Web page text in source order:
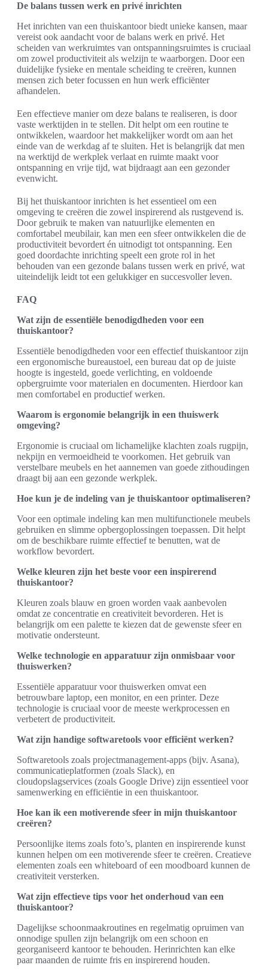
De balans tussen werk en privé inrichten
Het inrichten van een thuiskantoor biedt unieke kansen, maar
vereist ook aandacht voor de balans werk en privé. Het
scheiden van werkruimtes van ontspanningsruimtes is cruciaal
om zowel productiviteit als welzijn te waarborgen. Door een
duidelijke fysieke en mentale scheiding te creëren, kunnen
mensen zich beter focussen en hun werk efficiënter
afhandelen.
Een effectieve manier om deze balans te realiseren, is door
vaste werktijden in te stellen. Dit helpt om een routine te
ontwikkelen, waardoor het makkelijker wordt om aan het
einde van de werkdag af te sluiten. Het is belangrijk dat men
na werktijd de werkplek verlaat en ruimte maakt voor
ontspanning en vrije tijd, wat bijdraagt aan een gezonder
evenwicht.
Bij het thuiskantoor inrichten is het essentieel om een
omgeving te creëren die zowel inspirerend als rustgevend is.
Door gebruik te maken van natuurlijke elementen en
comfortabel meubilair, kan men een sfeer ontwikkelen die de
productiviteit bevordert én uitnodigt tot ontspanning. Een
goed doordachte inrichting speelt een grote rol in het
behouden van een gezonde balans tussen werk en privé, wat
uiteindelijk leidt tot een gelukkiger en succesvoller leven.
FAQ
Wat zijn de essentiële benodigdheden voor een
thuiskantoor?
Essentiële benodigdheden voor een effectief thuiskantoor zijn
een ergonomische bureaustoel, een bureau dat op de juiste
hoogte is ingesteld, goede verlichting, en voldoende
opbergruimte voor materialen en documenten. Hierdoor kan
men comfortabel en productief werken.
Waarom is ergonomie belangrijk in een thuiswerk
omgeving?
Ergonomie is cruciaal om lichamelijke klachten zoals rugpijn,
nekpijn en vermoeidheid te voorkomen. Het gebruik van
verstelbare meubels en het aannemen van goede zithoudingen
draagt bij aan een gezonde werkplek.
Hoe kun je de indeling van je thuiskantoor optimaliseren?
Voor een optimale indeling kan men multifunctionele meubels
gebruiken en slimme opbergoplossingen toepassen. Dit helpt
om de beschikbare ruimte effectief te benutten, wat de
workflow bevordert.
Welke kleuren zijn het beste voor een inspirerend
thuiskantoor?
Kleuren zoals blauw en groen worden vaak aanbevolen
omdat ze concentratie en creativiteit bevorderen. Het is
belangrijk om een palette te kiezen dat de gewenste sfeer en
motivatie ondersteunt.
Welke technologie en apparatuur zijn onmisbaar voor
thuiswerken?
Essentiële apparatuur voor thuiswerken omvat een
betrouwbare laptop, een monitor, en een printer. Deze
technologie is cruciaal voor de meeste werkprocessen en
verbetert de productiviteit.
Wat zijn handige softwaretools voor efficiënt werken?
Softwaretools zoals projectmanagement-apps (bijv. Asana),
communicatieplatformen (zoals Slack), en
cloudopslagservices (zoals Google Drive) zijn essentieel voor
samenwerking en efficiëntie in een thuiskantoor.
Hoe kan ik een motiverende sfeer in mijn thuiskantoor
creëren?
Persoonlijke items zoals foto’s, planten en inspirerende kunst
kunnen helpen om een motiverende sfeer te creëren. Creatieve
elementen zoals een whiteboard of een moodboard kunnen de
creativiteit versterken.
Wat zijn effectieve tips voor het onderhoud van een
thuiskantoor?
Dagelijkse schoonmaakroutines en regelmatig opruimen van
onnodige spullen zijn belangrijk om een schoon en
georganiseerd kantoor te behouden. Herinrichten kan elke
paar maanden de ruimte fris en inspirerend houden.